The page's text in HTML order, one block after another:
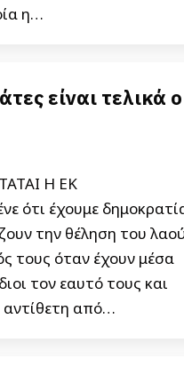
η…
είναι τελικά
Η ΕΚ
ότι έχουμε
την θέληση του
τους όταν έχουν μέσα
τον εαυτό τους και
αντίθετη από…